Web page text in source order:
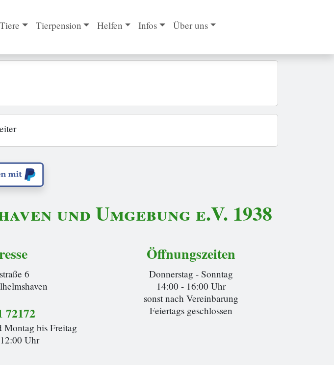
Tiere Tierpension Helfen Infos Über uns
und Umgebung e.V. 1938
6
72172
Montag bis Freitag
Uhr
Öffnungszeiten
Donnerstag - Sonntag
14:00 - 16:00 Uhr
sonst nach Vereinbarung
Feiertags geschlossen